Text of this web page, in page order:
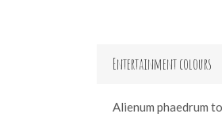
Entertainment colours
Alienum phaedrum